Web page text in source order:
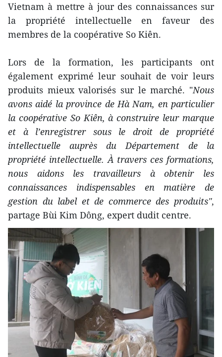
Vietnam à mettre à jour des connaissances sur
la propriété intellectuelle en faveur des
membres de la coopérative So Kiên.
Lors de la formation, les participants ont
également exprimé leur souhait de voir leurs
produits mieux valorisés sur le marché. "Nous
avons aidé la province de Hà Nam, en particulier
la coopérative So Kiên, à construire leur marque
et à l’enregistrer sous le droit de propriété
intellectuelle auprès du Département de la
propriété intellectuelle. À travers ces formations,
nous aidons les travailleurs à obtenir les
connaissances indispensables en matière de
gestion du label et de commerce des produits",
partage Bùi Kim Dông, expert dudit centre.